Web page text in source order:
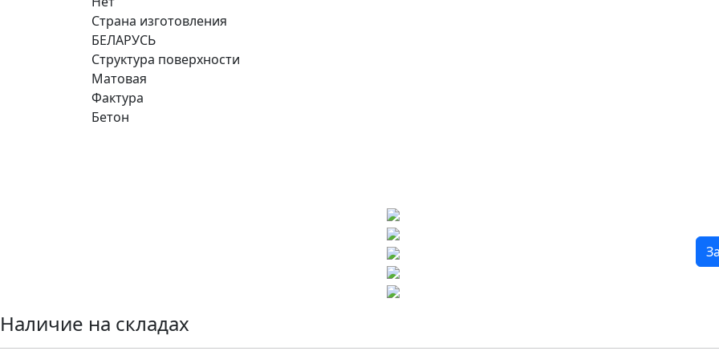
Страна изготовления
БЕЛАРУСЬ
Структура поверхности
Матовая
Фактура
Бетон
Наличие на складах